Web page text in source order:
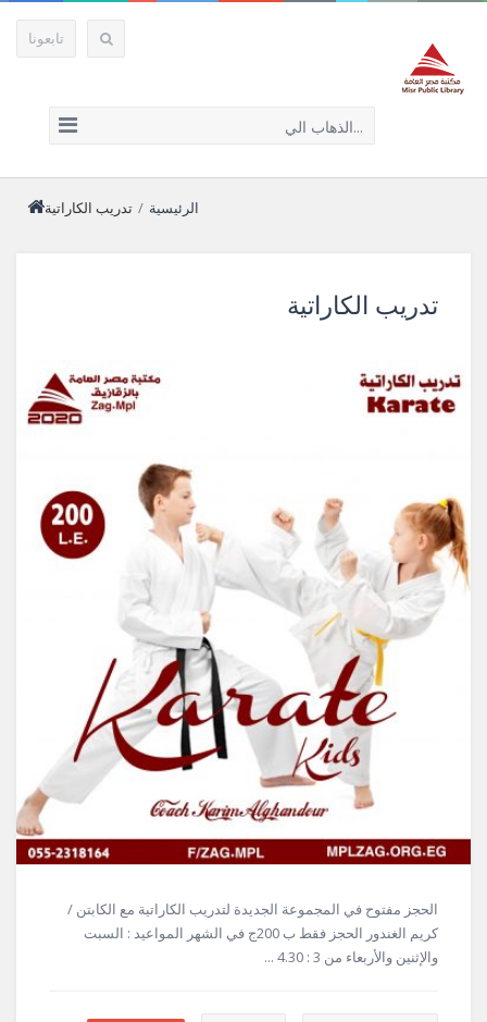
تابعونا
الذهاب الي...
الرئيسية / تدريب الكاراتية
تدريب الكاراتية
الحجز مفتوح في المجموعة الجديدة لتدريب الكاراتية مع الكابتن /
كريم الغندور الحجز فقط ب 200ج في الشهر المواعيد : السبت
والإثنين والأربعاء من 3 : 4.30 ...